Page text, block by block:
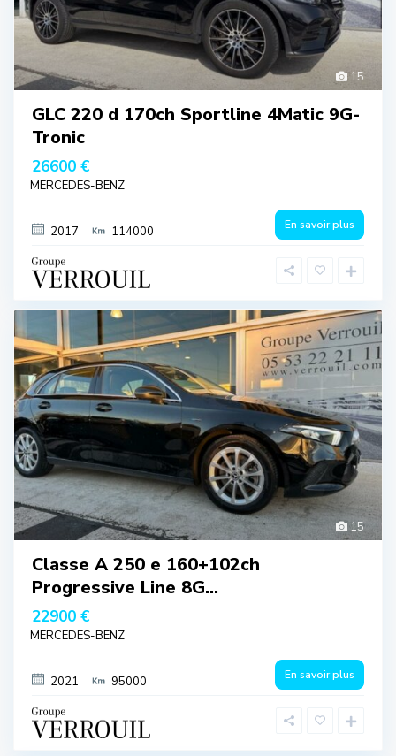
15
GLC 220 d 170ch Sportline 4Matic 9G-
Tronic
26600 €
MERCEDES-BENZ
2017 114000 En savoir plus
15
Classe A 250 e 160+102ch
Progressive Line 8G...
22900 €
MERCEDES-BENZ
2021 95000 En savoir plus